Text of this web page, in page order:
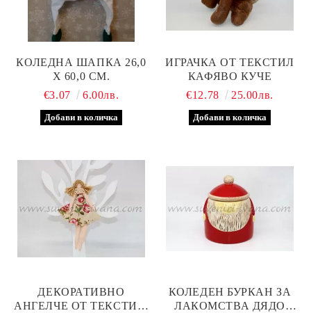
КОЛЕДНА ШАПКА 26,0
Х 60,0 СМ.
€3.07
6.00лв.
ИГРАЧКА ОТ ТЕКСТИЛ
КАФЯВО КУЧЕ
€12.78
25.00лв.
ДЕКОРАТИВНО
АНГЕЛЧЕ ОТ ТЕКСТИЛ,
КОЛЕДЕН БУРКАН ЗА
ЛАКОМСТВА ДЯДО